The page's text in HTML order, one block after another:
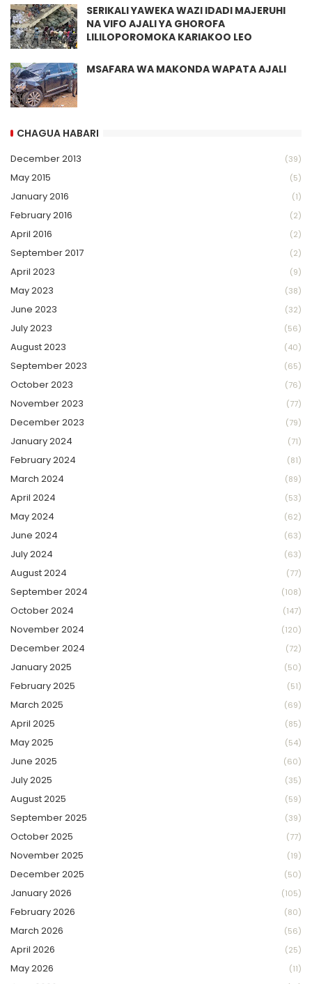
SERIKALI YAWEKA WAZI IDADI MAJERUHI
NA VIFO AJALI YA GHOROFA
LILILOPOROMOKA KARIAKOO LEO
MSAFARA WA MAKONDA WAPATA AJALI
CHAGUA HABARI
December 2013 (39)
May 2015 (5)
January 2016 (1)
February 2016 (2)
April 2016 (2)
September 2017 (2)
April 2023 (9)
May 2023 (38)
June 2023 (32)
July 2023 (56)
August 2023 (40)
September 2023 (65)
October 2023 (76)
November 2023 (77)
December 2023 (79)
January 2024 (71)
February 2024 (81)
March 2024 (89)
April 2024 (53)
May 2024 (62)
June 2024 (63)
July 2024 (63)
August 2024 (77)
September 2024 (108)
October 2024 (147)
November 2024 (120)
December 2024 (72)
January 2025 (50)
February 2025 (51)
March 2025 (69)
April 2025 (85)
May 2025 (54)
June 2025 (60)
July 2025 (35)
August 2025 (59)
September 2025 (39)
October 2025 (77)
November 2025 (19)
December 2025 (50)
January 2026 (105)
February 2026 (80)
March 2026 (56)
April 2026 (25)
May 2026 (11)